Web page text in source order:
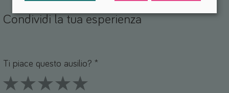
Condividi la tua esperienza
Ti piace questo ausilio? *